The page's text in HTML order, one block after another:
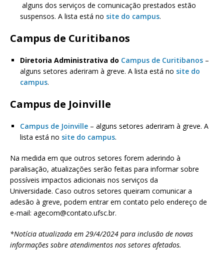
alguns dos serviços de comunicação prestados estão
suspensos. A lista está no site do campus.
Campus de Curitibanos
Diretoria Administrativa do Campus de Curitibanos –
alguns setores aderiram à greve. A lista está no site do
campus.
Campus de Joinville
Campus de Joinville – alguns setores aderiram à greve. A
lista está no site do campus.
Na medida em que outros setores forem aderindo à
paralisação, atualizações serão feitas para informar sobre
possíveis impactos adicionais nos serviços da
Universidade. Caso outros setores queiram comunicar a
adesão à greve, podem entrar em contato pelo endereço de
e-mail: agecom@contato.ufsc.br.
*Notícia atualizada em 29/4/2024 para inclusão de novas
informações sobre atendimentos nos setores afetados.